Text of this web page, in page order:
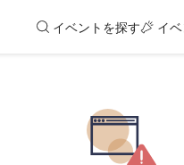
イベントを探す イ